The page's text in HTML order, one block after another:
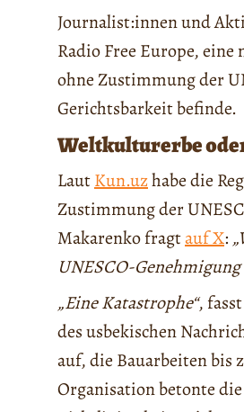
Journalist:innen und
Radio Free Europe,
ohne Zustimmung der
Gerichtsbarkeit befinde.
Weltkulturerbe
LautKun.uzhabe die
Zustimmung der
Makarenko fragtauf X:
UNESCO-
„Eine Katastrophe“,
des usbekischen
auf, die Bauarbeiten bis
Organisation betonte